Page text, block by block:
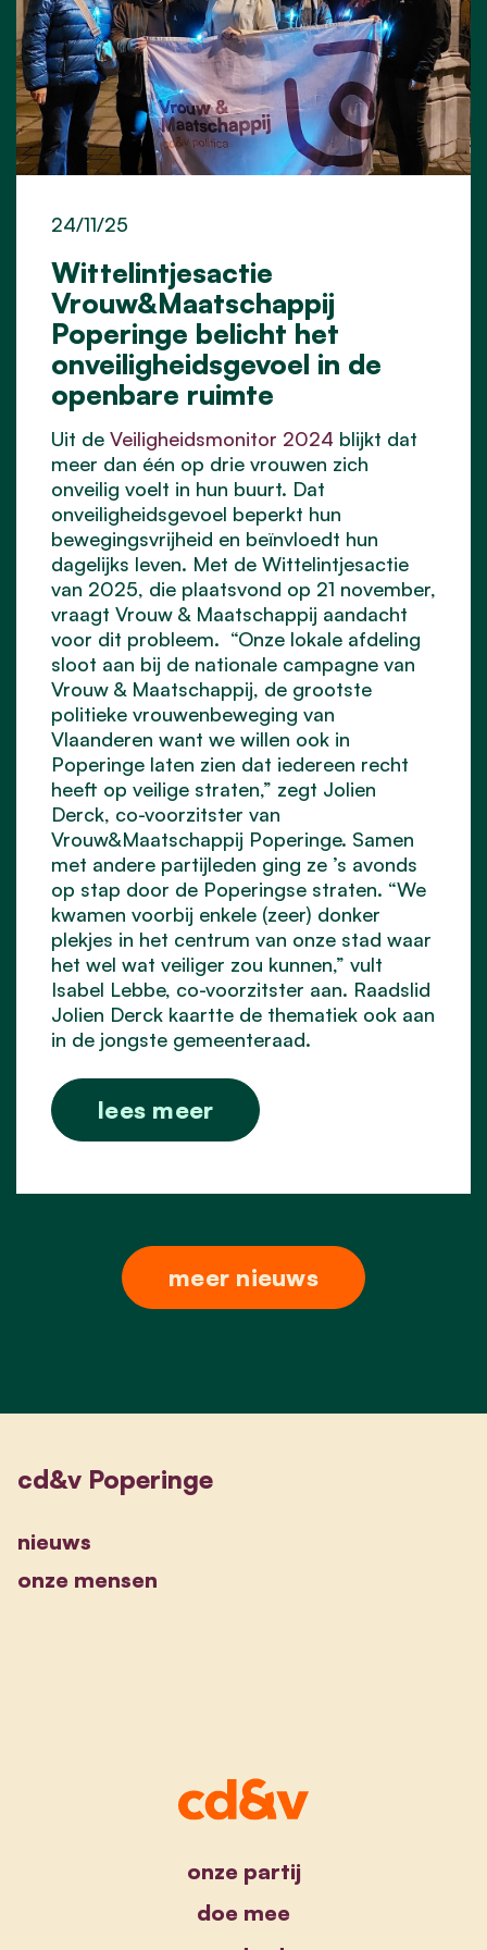
Wittelintjesactie
Vrouw&Maatschappij
Poperinge belicht het
onveiligheidsgevoel in de
openbare ruimte
24/11/25
Uit de Veiligheidsmonitor 2024 blijkt dat
meer dan één op drie vrouwen zich
onveilig voelt in hun buurt. Dat
onveiligheidsgevoel beperkt hun
bewegingsvrijheid en beïnvloedt hun
dagelijks leven. Met de Wittelintjesactie
van 2025, die plaatsvond op 21 november,
vraagt Vrouw & Maatschappij aandacht
voor dit probleem. “Onze lokale afdeling
sloot aan bij de nationale campagne van
Vrouw & Maatschappij, de grootste
politieke vrouwenbeweging van
Vlaanderen want we willen ook in
Poperinge laten zien dat iedereen recht
heeft op veilige straten,” zegt Jolien
Derck, co-voorzitster van
Vrouw&Maatschappij Poperinge. Samen
met andere partijleden ging ze ’s avonds
op stap door de Poperingse straten. “We
kwamen voorbij enkele (zeer) donker
plekjes in het centrum van onze stad waar
het wel wat veiliger zou kunnen,” vult
Isabel Lebbe, co-voorzitster aan. Raadslid
Jolien Derck kaartte de thematiek ook aan
in de jongste gemeenteraad.
lees meer
meer nieuws
cd&v Poperinge
nieuws
onze mensen
onze partij
doe mee